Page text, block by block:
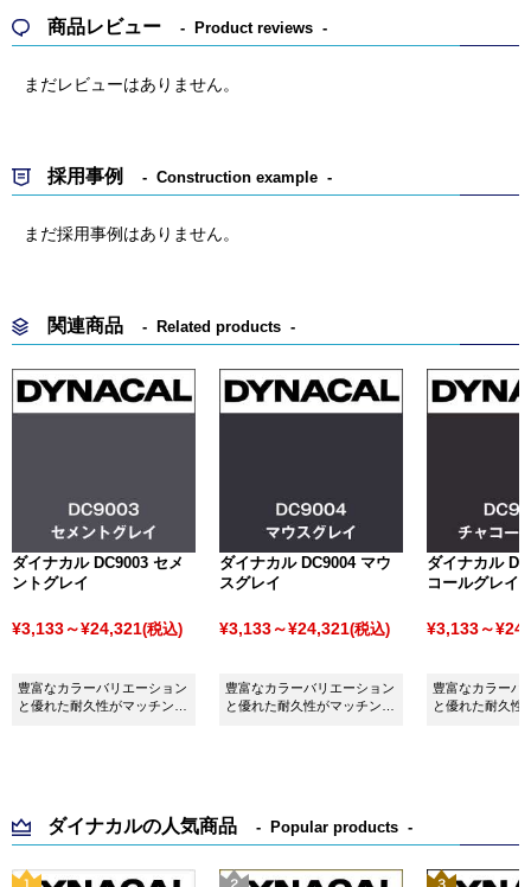
商品レビュー Product reviews
まだレビューはありません。
採用事例 Construction example
まだ採用事例はありません。
関連商品 Related products
ダイナカル DC9003 セメ
ントグレイ
¥3,133～¥24,321(税込)
豊富なカラーバリエーション
と優れた耐久性がマッチング
ダイナカル DC9004 マウ
スグレイ
¥3,133～¥24,321(税込)
豊富なカラーバリエーション
と優れた耐久性がマッチング
ダイナカル
コールグレイ
¥3,133～
豊富なカラーバ
と優れた耐久性
ダイナカルの人気商品 Popular products